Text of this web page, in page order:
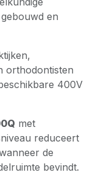
en
orthodontisten
400V
met
reduceert
de
bevindt.